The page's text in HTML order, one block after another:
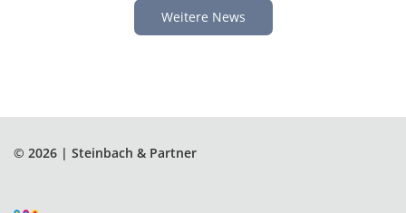
Weitere News
© 2026 | Steinbach & Partner